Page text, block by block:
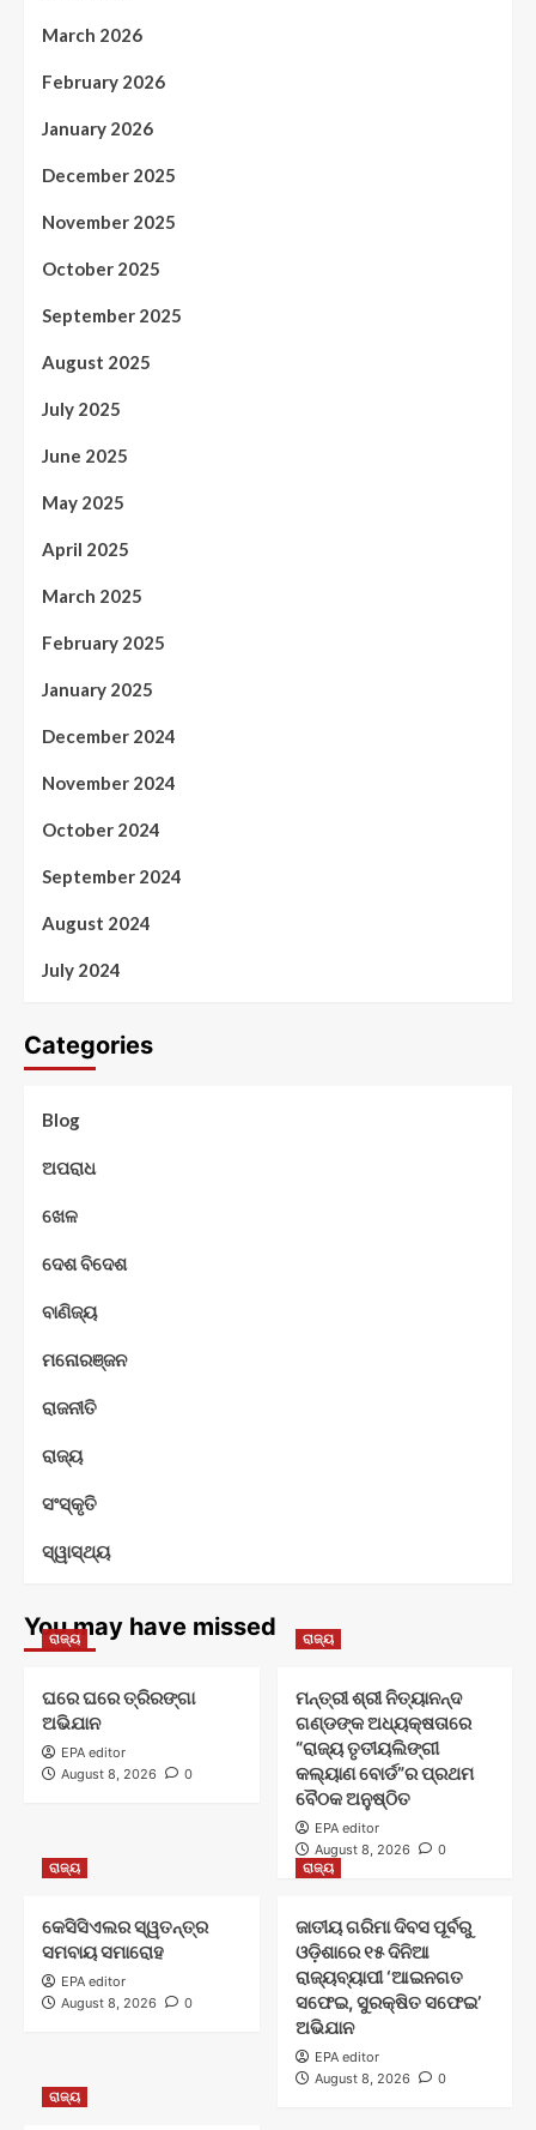
March 2026
February 2026
January 2026
December 2025
November 2025
October 2025
September 2025
August 2025
July 2025
June 2025
May 2025
April 2025
March 2025
February 2025
January 2025
December 2024
November 2024
October 2024
September 2024
August 2024
July 2024
Categories
Blog
ଅପରାଧ
ଖେଳ
ଦେଶ ବିଦେଶ
ବାଣିଜ୍ୟ
ମନୋରଞ୍ଜନ
ରାଜନୀତି
ରାଜ୍ୟ
ସଂସ୍କୃତି
ସ୍ୱାସ୍ଥ୍ୟ
You may have missed
ରାଜ୍ୟ
ଘରେ ଘରେ ତ୍ରିରଙ୍ଗା
ଅଭିଯାନ
EPA editor
August 8, 2026
0
ରାଜ୍ୟ
ମନ୍ତ୍ରୀ ଶ୍ରୀ ନିତ୍ୟାନନ୍ଦ
ଗଣ୍ଡଙ୍କ ଅଧ୍ୟକ୍ଷତାରେ
“ରାଜ୍ୟ ତୃତୀୟଲିଙ୍ଗୀ
କଲ୍ୟାଣ ବୋର୍ଡ”ର ପ୍ରଥମ
ବୈଠକ ଅନୁଷ୍ଠିତ
EPA editor
August 8, 2026
0
ରାଜ୍ୟ
କେସିସିଏଲର ସ୍ୱତନ୍ତ୍ର
ସମବାୟ ସମାରୋହ
EPA editor
August 8, 2026
0
ରାଜ୍ୟ
ଜାତୀୟ ଗରିମା ଦିବସ ପୂର୍ବରୁ
ଓଡ଼ିଶାରେ ୧୫ ଦିନିଆ
ରାଜ୍ୟବ୍ୟାପୀ ‘ଆଇନଗତ
ସଫେଇ, ସୁରକ୍ଷିତ ସଫେଇ’
ଅଭିଯାନ
EPA editor
August 8, 2026
0
ରାଜ୍ୟ